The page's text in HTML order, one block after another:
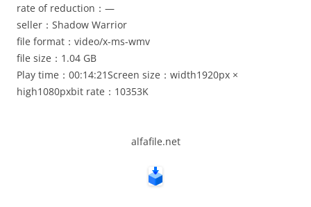
rate of reduction：—
seller：Shadow Warrior
file format：video/x-ms-wmv
file size：1.04 GB
Play time：00:14:21Screen size：width1920px ×
high1080pxbit rate：10353K
alfafile.net